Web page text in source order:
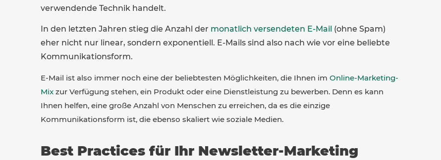
verwendende Technik handelt.
In den letzten Jahren stieg die Anzahl der monatlich versendeten E-Mail (ohne Spam)
eher nicht nur linear, sondern exponentiell. E-Mails sind also nach wie vor eine beliebte
Kommunikationsform.
E-Mail ist also immer noch eine der beliebtesten Möglichkeiten, die Ihnen im Online-Marketing-
Mix zur Verfügung stehen, ein Produkt oder eine Dienstleistung zu bewerben. Denn es kann
Ihnen helfen, eine große Anzahl von Menschen zu erreichen, da es die einzige
Kommunikationsform ist, die ebenso skaliert wie soziale Medien.
Best Practices für Ihr Newsletter-Marketing